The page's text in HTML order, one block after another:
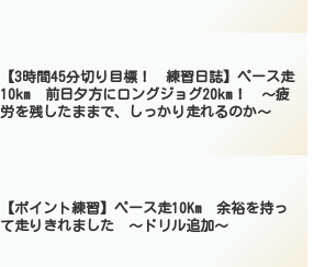
【3時間45分切り目標！ 練習日誌】ペース走
10km 前日夕方にロングジョグ20km！ 〜疲
労を残したままで、しっかり走れるのか〜
【ポイント練習】ペース走10Km 余裕を持っ
て走りきれました 〜ドリル追加〜